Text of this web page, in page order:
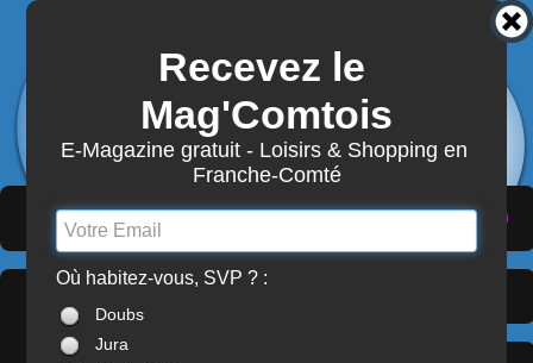
Franche-Comté
3872
7870
Abonnement Mag'Comtois
(ACTUALITÉS) (ANNUAIRE) (MON COMPTE )
Dernières Actualités >
Franche-Comté
Recevez le
Mag'Comtois
E-Magazine gratuit - Loisirs & Shopping en
Franche-Comté
Où habitez-vous, SVP ? :
Doubs
Jura